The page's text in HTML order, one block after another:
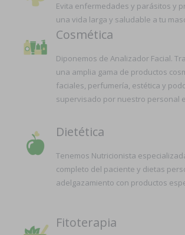
Evita enfermedades y parásitos y
una vida larga y saludable a tu
Cosmética
Diponemos de Analizador Facial.
una amplia gama de productos
faciales, perfumería, estética y
supervisado por nuestro personal
Dietética
Tenemos Nutricionista
completo del paciente y dietas
adelgazamiento con productos
Fitoterapia